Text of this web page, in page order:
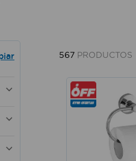
567 PRODUCTOS